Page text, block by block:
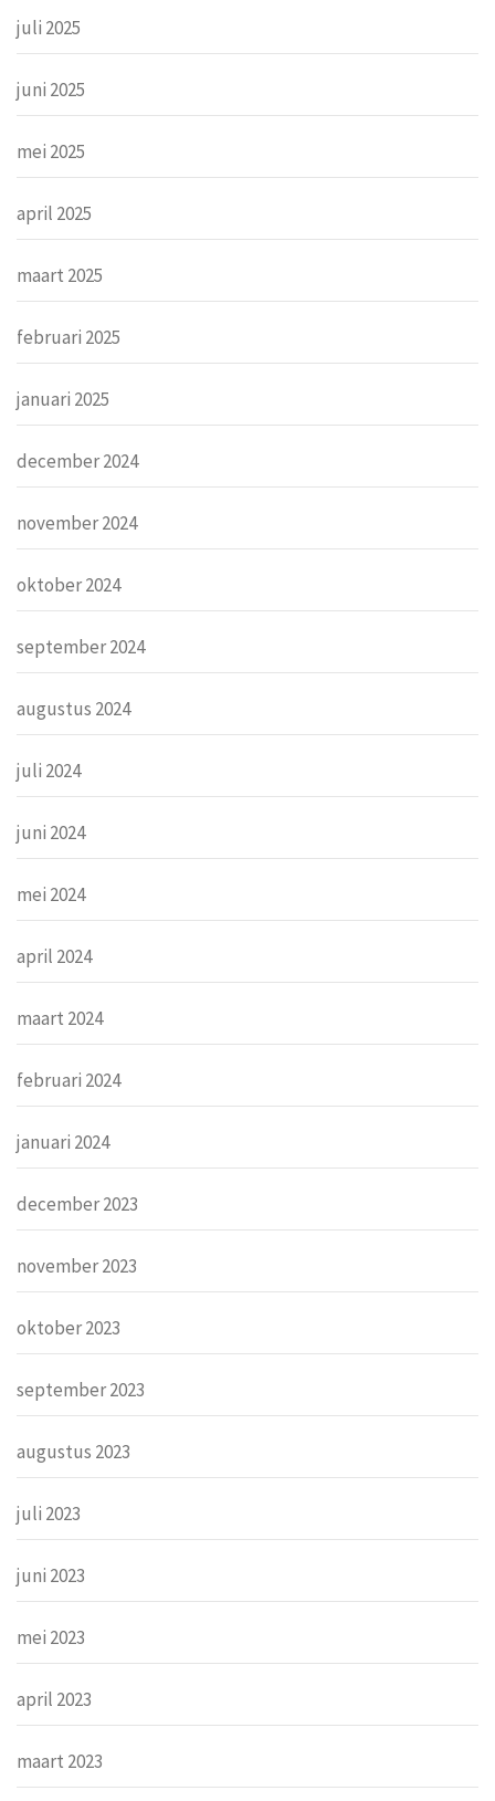
juli 2025
juni 2025
mei 2025
april 2025
maart 2025
februari 2025
januari 2025
december 2024
november 2024
oktober 2024
september 2024
augustus 2024
juli 2024
juni 2024
mei 2024
april 2024
maart 2024
februari 2024
januari 2024
december 2023
november 2023
oktober 2023
september 2023
augustus 2023
juli 2023
juni 2023
mei 2023
april 2023
maart 2023